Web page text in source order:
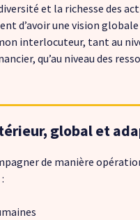
et la richesse des
d’avoir une vision
interlocuteur, tant au
qu’au niveau des
global et
de manière